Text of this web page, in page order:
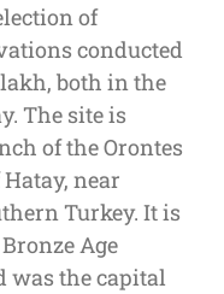
of
conducted
both in the
The site is
of the Orontes
near
Turkey. It is
Age
was the capital